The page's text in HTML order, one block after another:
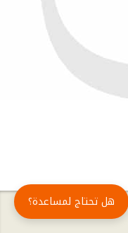
هل تحتاج لمساعدة؟